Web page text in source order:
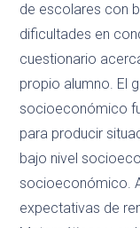
de escolares con
dificultades en
cuestionario
propio alumno. El
socioeconómico
para producir
bajo nivel
socioeconómico.
expectativas de